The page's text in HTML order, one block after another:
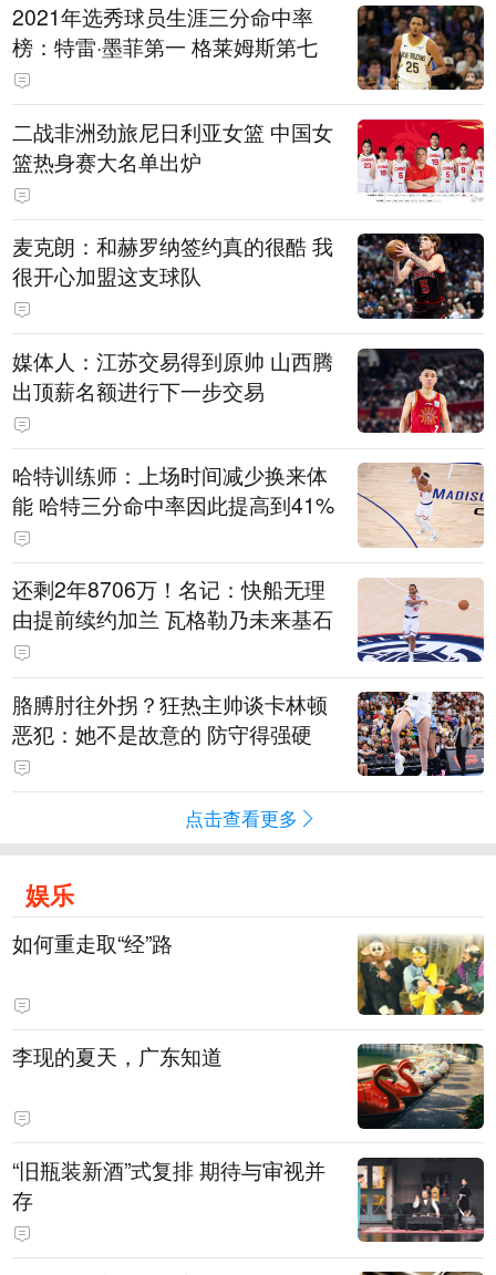
2021年选秀球员生涯三分命中率
榜：特雷·墨菲第一 格莱姆斯第七
二战非洲劲旅尼日利亚女篮 中国女
篮热身赛大名单出炉
麦克朗：和赫罗纳签约真的很酷 我
很开心加盟这支球队
媒体人：江苏交易得到原帅 山西腾
出顶薪名额进行下一步交易
哈特训练师：上场时间减少换来体
能 哈特三分命中率因此提高到41%
还剩2年8706万！名记：快船无理
由提前续约加兰 瓦格勒乃未来基石
胳膊肘往外拐？狂热主帅谈卡林顿
恶犯：她不是故意的 防守得强硬
点击查看更多
娱乐
如何重走取“经”路
李现的夏天，广东知道
“旧瓶装新酒”式复排 期待与审视并
存